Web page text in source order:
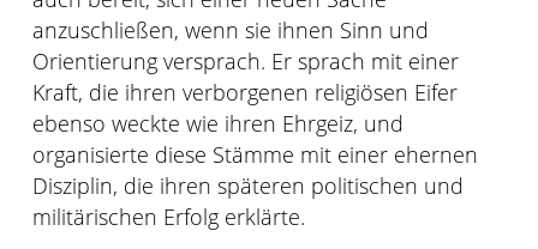
anzuschließen, wenn sie ihnen Sinn und
Orientierung versprach. Er sprach mit einer
Kraft, die ihren verborgenen religiösen Eifer
ebenso weckte wie ihren Ehrgeiz, und
organisierte diese Stämme mit einer ehernen
Disziplin, die ihren späteren politischen und
militärischen Erfolg erklärte.